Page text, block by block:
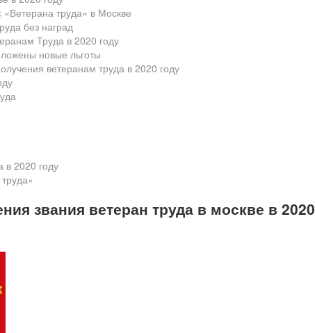
«Ветерана труда» в Москве
без наград
Труда в 2020 году
новые льготы
ветеранам труда в 2020 году
в 2020 году
звания ветеран труда в москве в 2020